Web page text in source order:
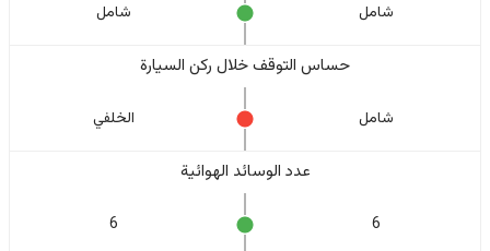
شامل شامل
حساس التوقف خلال ركن السيارة
شامل الخلفي
عدد الوسائد الهوائية
6
6